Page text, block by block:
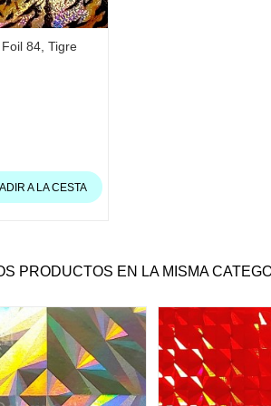
84, Tigre
A LA CESTA
PRODUCTOS EN LA MISMA